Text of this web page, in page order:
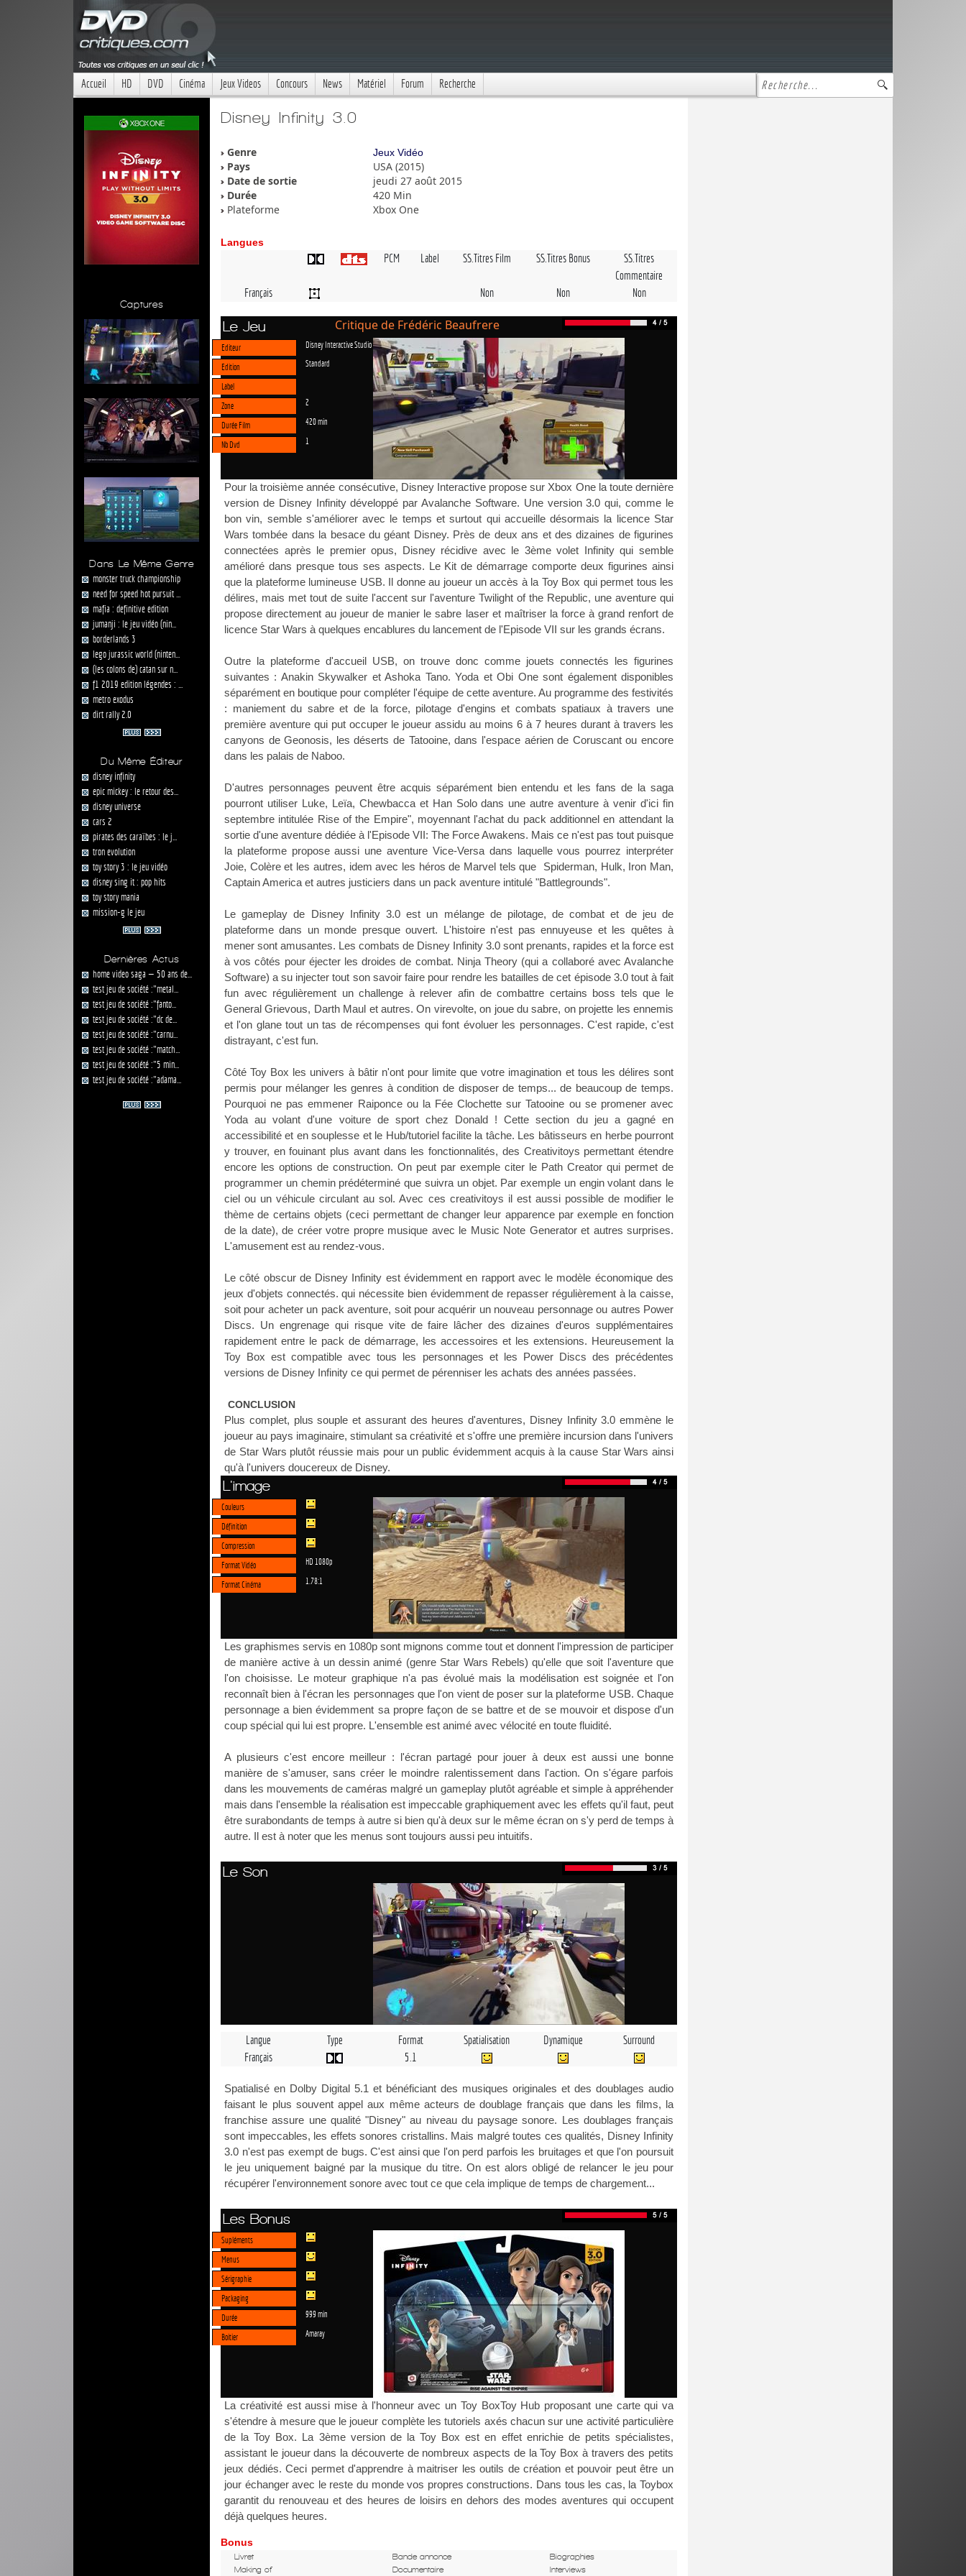
Accueil HD DVD Cinéma Jeux Videos Concours News Matériel Forum Recherche
Captures
Dans Le Même Genre
monster truck championship
need for speed hot pursuit ...
mafia : definitive edition
jumanji : le jeu vidéo (nin...
borderlands 3
lego jurassic world (ninten...
(les colons de) catan sur n...
f1 2019 edition légendes : ...
metro exodus
dirt rally 2.0
Du Même Éditeur
disney infinity
epic mickey : le retour des...
disney universe
cars 2
pirates des caraïbes : le j...
tron evolution
toy story 3 : le jeu vidéo
disney sing it : pop hits
toy story mania
mission-g le jeu
Dernières Actus
home video saga — 50 ans de...
test jeu de société :"metal...
test jeu de société :"fanto...
test jeu de société :"dc de...
test jeu de société :"carnu...
test jeu de société :"match...
test jeu de société :"5 min...
test jeu de société :"adama...
Disney Infinity 3.0
Genre Jeux Vidéo
Pays
USA (2015)
Date de sortie
jeudi 27 août 2015
Durée
420 Min
Plateforme
Xbox One
Langues
PCM Label SS.Titres Film SS.Titres Bonus
SS.Titres
Commentaire
Français
Non Non Non
Le Jeu Critique de Frédéric Beaufrere
Editeur Disney Interactive Studio
Edition Standard
Label
Zone
2
Durée Film 420 min
Nb Dvd 1
Pour la troisième année consécutive, Disney Interactive propose sur Xbox One la toute dernière
version de Disney Infinity développé par Avalanche Software. Une version 3.0 qui, comme le
bon vin, semble s'améliorer avec le temps et surtout qui accueille désormais la licence Star
Wars tombée dans la besace du géant Disney. Près de deux ans et des dizaines de figurines
connectées après le premier opus, Disney récidive avec le 3ème volet Infinity qui semble
amélioré dans presque tous ses aspects. Le Kit de démarrage comporte deux figurines ainsi
que la plateforme lumineuse USB. Il donne au joueur un accès à la Toy Box qui permet tous les
délires, mais met tout de suite l'accent sur l'aventure Twilight of the Republic, une aventure qui
propose directement au joueur de manier le sabre laser et maîtriser la force à grand renfort de
licence Star Wars à quelques encablures du lancement de l'Episode VII sur les grands écrans.
Outre la plateforme d'accueil USB, on trouve donc comme jouets connectés les figurines
suivantes : Anakin Skywalker et Ashoka Tano. Yoda et Obi One sont également disponibles
séparément en boutique pour compléter l'équipe de cette aventure. Au programme des festivités
: maniement du sabre et de la force, pilotage d'engins et combats spatiaux à travers une
première aventure qui put occuper le joueur assidu au moins 6 à 7 heures durant à travers les
canyons de Geonosis, les déserts de Tatooine, dans l'espace aérien de Coruscant ou encore
dans les palais de Naboo.
D'autres personnages peuvent être acquis séparément bien entendu et les fans de la saga
pourront utiliser Luke, Leïa, Chewbacca et Han Solo dans une autre aventure à venir d'ici fin
septembre intitulée Rise of the Empire", moyennant l'achat du pack additionnel en attendant la
sortie d'une aventure dédiée à l'Episode VII: The Force Awakens. Mais ce n'est pas tout puisque
la plateforme propose aussi une aventure Vice-Versa dans laquelle vous pourrez interpréter
Joie, Colère et les autres, idem avec les héros de Marvel tels que Spiderman, Hulk, Iron Man,
Captain America et autres justiciers dans un pack aventure intitulé "Battlegrounds".
Le gameplay de Disney Infinity 3.0 est un mélange de pilotage, de combat et de jeu de
plateforme dans un monde presque ouvert. L'histoire n'est pas ennuyeuse et les quêtes à
mener sont amusantes. Les combats de Disney Infinity 3.0 sont prenants, rapides et la force est
à vos côtés pour éjecter les droides de combat. Ninja Theory (qui a collaboré avec Avalanche
Software) a su injecter tout son savoir faire pour rendre les batailles de cet épisode 3.0 tout à fait
fun avec régulièrement un challenge à relever afin de combattre certains boss tels que le
General Grievous, Darth Maul et autres. On virevolte, on joue du sabre, on projette les ennemis
et l'on glane tout un tas de récompenses qui font évoluer les personnages. C'est rapide, c'est
distrayant, c'est fun.
Côté Toy Box les univers à bâtir n'ont pour limite que votre imagination et tous les délires sont
permis pour mélanger les genres à condition de disposer de temps... de beaucoup de temps.
Pourquoi ne pas emmener Raiponce ou la Fée Clochette sur Tatooine ou se promener avec
Yoda au volant d'une voiture de sport chez Donald ! Cette section du jeu a gagné en
accessibilité et en souplesse et le Hub/tutoriel facilite la tâche. Les bâtisseurs en herbe pourront
y trouver, en fouinant plus avant dans les fonctionnalités, des Creativitoys permettant étendre
encore les options de construction. On peut par exemple citer le Path Creator qui permet de
programmer un chemin prédéterminé que suivra un objet. Par exemple un engin volant dans le
ciel ou un véhicule circulant au sol. Avec ces creativitoys il est aussi possible de modifier le
thème de certains objets (ceci permettant de changer leur apparence par exemple en fonction
de la date), de créer votre propre musique avec le Music Note Generator et autres surprises.
L'amusement est au rendez-vous.
Le côté obscur de Disney Infinity est évidemment en rapport avec le modèle économique des
jeux d'objets connectés. qui nécessite bien évidemment de repasser régulièrement à la caisse,
soit pour acheter un pack aventure, soit pour acquérir un nouveau personnage ou autres Power
Discs. Un engrenage qui risque vite de faire lâcher des dizaines d'euros supplémentaires
rapidement entre le pack de démarrage, les accessoires et les extensions. Heureusement la
Toy Box est compatible avec tous les personnages et les Power Discs des précédentes
versions de Disney Infinity ce qui permet de pérenniser les achats des années passées.
CONCLUSION
Plus complet, plus souple et assurant des heures d'aventures, Disney Infinity 3.0 emmène le
joueur au pays imaginaire, stimulant sa créativité et s'offre une première incursion dans l'univers
de Star Wars plutôt réussie mais pour un public évidemment acquis à la cause Star Wars ainsi
qu'à l'univers doucereux de Disney.
L'image
Couleurs
Définition
Compression
Format Vidéo
HD 1080p
Format Cinéma 1.78:1
Les graphismes servis en 1080p sont mignons comme tout et donnent l'impression de participer
de manière active à un dessin animé (genre Star Wars Rebels) qu'elle que soit l'aventure que
l'on choisisse. Le moteur graphique n'a pas évolué mais la modélisation est soignée et l'on
reconnaît bien à l'écran les personnages que l'on vient de poser sur la plateforme USB. Chaque
personnage a bien évidemment sa propre façon de se battre et de se mouvoir et dispose d'un
coup spécial qui lui est propre. L'ensemble est animé avec vélocité en toute fluidité.
A plusieurs c'est encore meilleur : l'écran partagé pour jouer à deux est aussi une bonne
manière de s'amuser, sans créer le moindre ralentissement dans l'action. On s'égare parfois
dans les mouvements de caméras malgré un gameplay plutôt agréable et simple à appréhender
mais dans l'ensemble la réalisation est impeccable graphiquement avec les effets qu'il faut, peut
être surabondants de temps à autre si bien qu'à deux sur le même écran on s'y perd de temps à
autre. Il est à noter que les menus sont toujours aussi peu intuitifs.
Le Son
Langue Type Format Spatialisation Dynamique
Surround
Français
5.1
Spatialisé en Dolby Digital 5.1 et bénéficiant des musiques originales et des doublages audio
faisant le plus souvent appel aux même acteurs de doublage français que dans les films, la
franchise assure une qualité "Disney" au niveau du paysage sonore. Les doublages français
sont impeccables, les effets sonores cristallins. Mais malgré toutes ces qualités, Disney Infinity
3.0 n'est pas exempt de bugs. C'est ainsi que l'on perd parfois les bruitages et que l'on poursuit
le jeu uniquement baigné par la musique du titre. On est alors obligé de relancer le jeu pour
récupérer l'environnement sonore avec tout ce que cela implique de temps de chargement...
Les Bonus
Supléments
Menus
Sérigraphie
Packaging
Durée
999 min
Boitier Amaray
La créativité est aussi mise à l'honneur avec un Toy BoxToy Hub proposant une carte qui va
s'étendre à mesure que le joueur complète les tutoriels axés chacun sur une activité particulière
de la Toy Box. La 3ème version de la Toy Box est en effet enrichie de petits spécialistes,
assistant le joueur dans la découverte de nombreux aspects de la Toy Box à travers des petits
jeux dédiés. Ceci permet d'apprendre à maitriser les outils de création et pouvoir peut être un
jour échanger avec le reste du monde vos propres constructions. Dans tous les cas, la Toybox
garantit du renouveau et des heures de loisirs en dehors des modes aventures qui occupent
déjà quelques heures.
Bonus
Livret Bande annonce
Biographies
Making of
Documentaire Interviews